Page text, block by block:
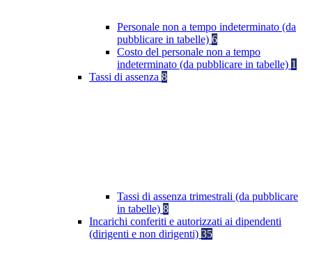
Personale non a tempo indeterminato (da
pubblicare in tabelle) 6
Costo del personale non a tempo
indeterminato (da pubblicare in tabelle) 1
Tassi di assenza 8
Tassi di assenza trimestrali (da pubblicare
in tabelle) 8
Incarichi conferiti e autorizzati ai dipendenti
(dirigenti e non dirigenti) 35